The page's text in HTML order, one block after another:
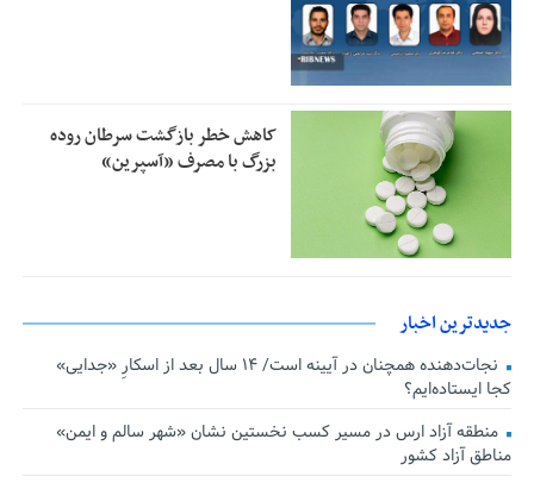
کاهش خطر بازگشت سرطان روده
بزرگ با مصرف «آسپرین»
جدیدترین اخبار
نجات‌دهنده‌ همچنان در آیینه است/ ۱۴ سال بعد از اسکارِ «جدایی»
کجا ایستاده‌ایم؟
منطقه آزاد ارس در مسیر کسب نخستین نشان «شهر سالم و ایمن»
مناطق آزاد کشور